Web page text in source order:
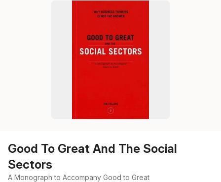
Good To Great And The Social
Sectors
A Monograph to Accompany Good to Great